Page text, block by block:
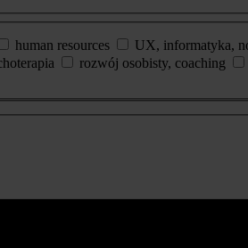
human resources UX, informatyka,
rozwój osobisty, coaching